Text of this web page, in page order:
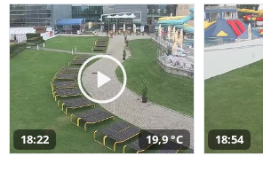
18:22 19,9 °C 18:54